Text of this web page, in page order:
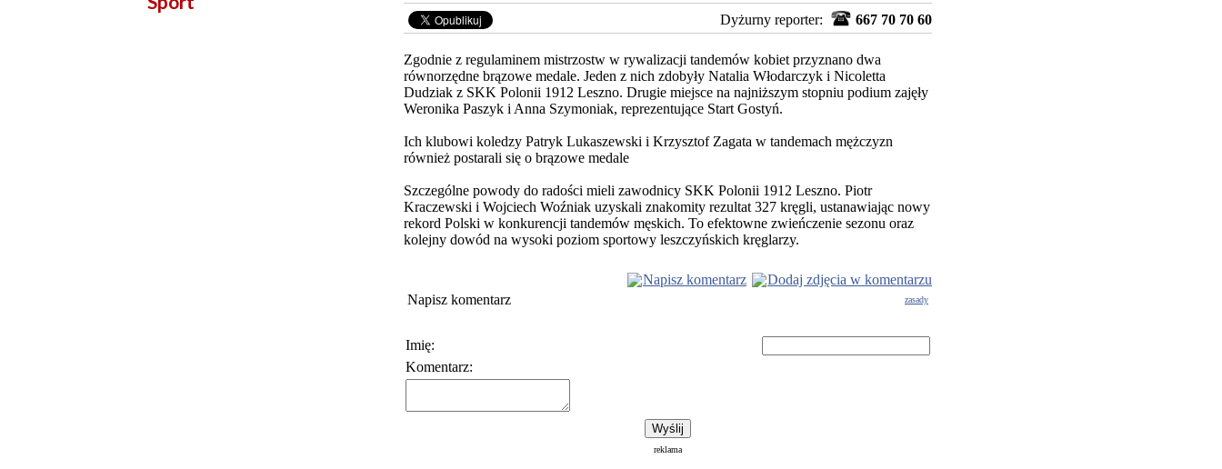
Dyżurny reporter: 667 70 70 60
Zgodnie z regulaminem mistrzostw w rywalizacji tandemów kobiet przyznano dwa
równorzędne brązowe medale. Jeden z nich zdobyły Natalia Włodarczyk i Nicoletta
Dudziak z SKK Polonii 1912 Leszno. Drugie miejsce na najniższym stopniu podium zajęły
Weronika Paszyk i Anna Szymoniak, reprezentujące Start Gostyń.
Ich klubowi koledzy Patryk Lukaszewski i Krzysztof Zagata w tandemach mężczyzn
również postarali się o brązowe medale
Szczególne powody do radości mieli zawodnicy SKK Polonii 1912 Leszno. Piotr
Kraczewski i Wojciech Woźniak uzyskali znakomity rezultat 327 kręgli, ustanawiając nowy
rekord Polski w konkurencji tandemów męskich. To efektowne zwieńczenie sezonu oraz
kolejny dowód na wysoki poziom sportowy leszczyńskich kręglarzy.
Napisz komentarz
Dodaj zdjęcia w komentarzu
Napisz komentarz
zasady
Imię:
Komentarz:
reklama